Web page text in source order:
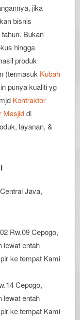
jika
bisnis
Bukan
hingga
produk
(termasuk Kubah
punya kualiti yg
Kontraktor
Masjiddi
layanan, &
Java,
Rw.09 Cepogo,
lewat entah
ke tempat Kami
Cepogo,
lewat entah
ke tempat Kami